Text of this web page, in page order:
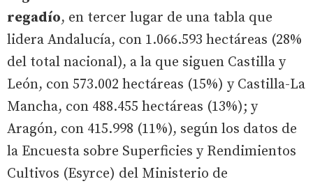
regadío, en tercer lugar de una tabla que
lidera Andalucía, con 1.066.593 hectáreas (28%
del total nacional), a la que siguen Castilla y
León, con 573.002 hectáreas (15%) y Castilla-La
Mancha, con 488.455 hectáreas (13%); y
Aragón, con 415.998 (11%), según los datos de
la Encuesta sobre Superficies y Rendimientos
Cultivos (Esyrce) del Ministerio de